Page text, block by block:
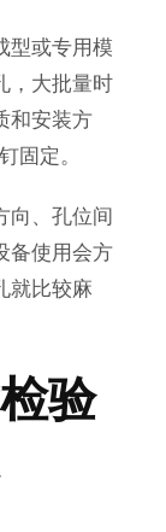
型或专用模
，大批量时
和安装方
固定。
向、孔位间
备使用会方
就比较麻
验